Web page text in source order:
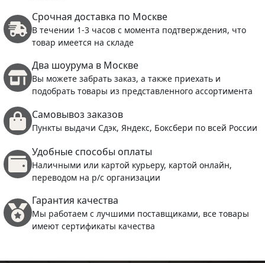
Срочная доставка по Москве
В течении 1-3 часов с момента подтверждения, что
товар имеется на складе
Два шоурума в Москве
Вы можете забрать заказ, а также приехать и
подобрать товары из представленного ассортимента
Самовывоз заказов
Пункты выдачи Сдэк, Яндекс, Боксбери по всей России
Удобные способы оплаты
Наличными или картой курьеру, картой онлайн,
переводом на р/с организации
Гарантия качества
Мы работаем с лучшими поставщиками, все товары
имеют сертификаты качества